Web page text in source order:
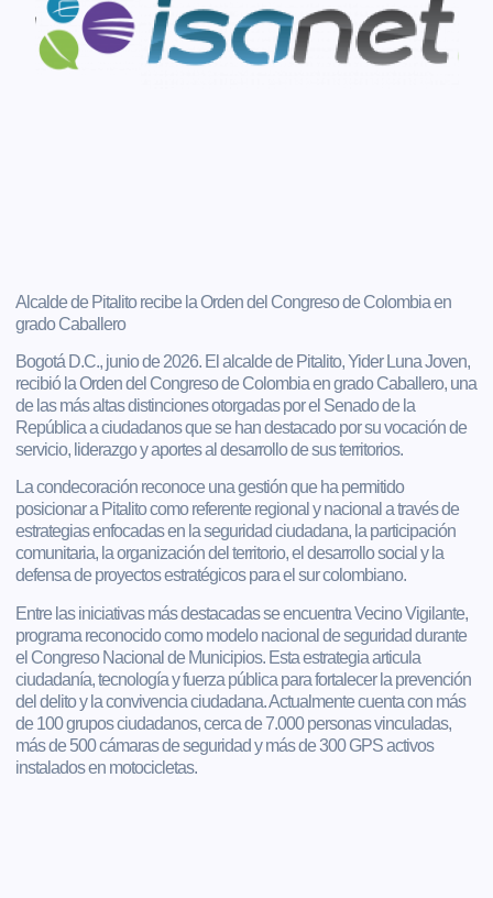
Alcalde de Pitalito recibe la Orden del Congreso de Colombia en
grado Caballero
Bogotá D.C., junio de 2026. El alcalde de Pitalito, Yider Luna Joven,
recibió la Orden del Congreso de Colombia en grado Caballero, una
de las más altas distinciones otorgadas por el Senado de la
República a ciudadanos que se han destacado por su vocación de
servicio, liderazgo y aportes al desarrollo de sus territorios.
La condecoración reconoce una gestión que ha permitido
posicionar a Pitalito como referente regional y nacional a través de
estrategias enfocadas en la seguridad ciudadana, la participación
comunitaria, la organización del territorio, el desarrollo social y la
defensa de proyectos estratégicos para el sur colombiano.
Entre las iniciativas más destacadas se encuentra Vecino Vigilante,
programa reconocido como modelo nacional de seguridad durante
el Congreso Nacional de Municipios. Esta estrategia articula
ciudadanía, tecnología y fuerza pública para fortalecer la prevención
del delito y la convivencia ciudadana. Actualmente cuenta con más
de 100 grupos ciudadanos, cerca de 7.000 personas vinculadas,
más de 500 cámaras de seguridad y más de 300 GPS activos
instalados en motocicletas.